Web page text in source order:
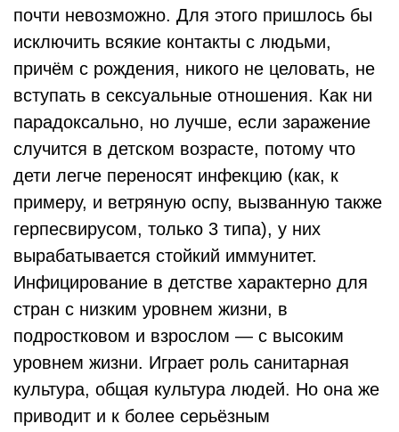
почти невозможно. Для этого пришлось бы
исключить всякие контакты с людьми,
причём с рождения, никого не целовать, не
вступать в сексуальные отношения. Как ни
парадоксально, но лучше, если заражение
случится в детском возрасте, потому что
дети легче переносят инфекцию (как, к
примеру, и ветряную оспу, вызванную также
герпесвирусом, только 3 типа), у них
вырабатывается стойкий иммунитет.
Инфицирование в детстве характерно для
стран с низким уровнем жизни, в
подростковом и взрослом — с высоким
уровнем жизни. Играет роль санитарная
культура, общая культура людей. Но она же
приводит и к более серьёзным